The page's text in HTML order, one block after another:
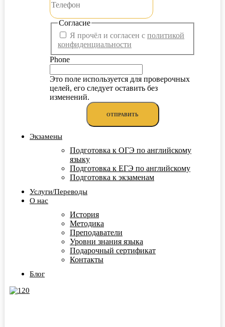
Согласие
Я прочёл и согласен с политикой
конфиденциальности
Phone
Это поле используется для проверочных
целей, его следует оставить без
изменений.
Экзамены
Подготовка к ОГЭ по английскому
языку
Подготовка к ЕГЭ по английскому
Подготовка к экзаменам
Услуги/Переводы
О нас
История
Методика
Преподаватели
Уровни знания языка
Подарочный сертификат
Контакты
Блог